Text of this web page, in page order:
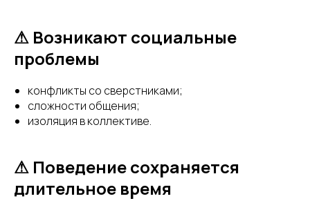
⚠ Возникают социальные
проблемы
конфликты со сверстниками;
сложности общения;
изоляция в коллективе.
⚠ Поведение сохраняется
длительное время